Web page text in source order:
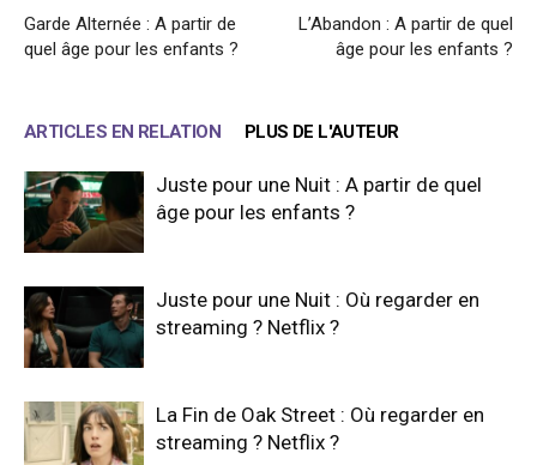
Garde Alternée : A partir de
quel âge pour les enfants ?
L’Abandon : A partir de quel
âge pour les enfants ?
ARTICLES EN RELATION PLUS DE L'AUTEUR
Juste pour une Nuit : A partir de quel
âge pour les enfants ?
Juste pour une Nuit : Où regarder en
streaming ? Netflix ?
La Fin de Oak Street : Où regarder en
streaming ? Netflix ?